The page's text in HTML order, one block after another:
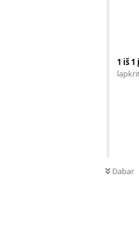
1 iš 1
Dabar